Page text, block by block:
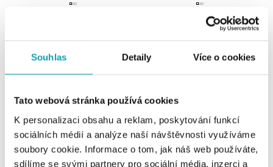
Souhlas Detaily Více o cookies
Tato webová stránka používá cookies
K personalizaci obsahu a reklam, poskytování funkcí
sociálních médií a analýze naší návštěvnosti využíváme
soubory cookie. Informace o tom, jak náš web používáte,
sdílíme se svými partnery pro sociální média, inzerci a
Náhrdelník Golden Seashell